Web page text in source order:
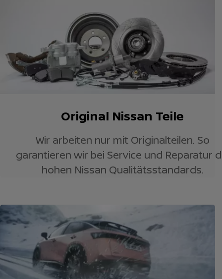
Original Nissan Teile
Wir arbeiten nur mit Originalteilen. So
garantieren wir bei Service und Reparatur
hohen Nissan Qualitätsstandards.